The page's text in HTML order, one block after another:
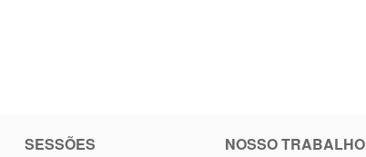
SESSÕES
NOSSO TRABALHO